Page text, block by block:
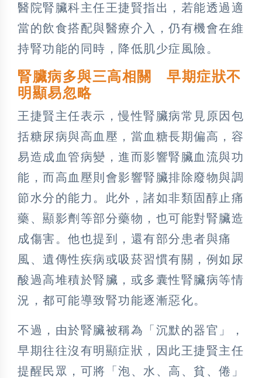
醫院腎臟科主任王捷賢指出，若能透過適
當的飲食搭配與醫療介入，仍有機會在維
持腎功能的同時，降低肌少症風險。
腎臟病多與三高相關 早期症狀不
明顯易忽略
王捷賢主任表示，慢性腎臟病常見原因包
括糖尿病與高血壓，當血糖長期偏高，容
易造成血管病變，進而影響腎臟血流與功
能，而高血壓則會影響腎臟排除廢物與調
節水分的能力。此外，諸如非類固醇止痛
藥、顯影劑等部分藥物，也可能對腎臟造
成傷害。他也提到，還有部分患者與痛
風、遺傳性疾病或吸菸習慣有關，例如尿
酸過高堆積於腎臟，或多囊性腎臟病等情
況，都可能導致腎功能逐漸惡化。
不過，由於腎臟被稱為「沉默的器官」，
早期往往沒有明顯症狀，因此王捷賢主任
提醒民眾，可將「泡、水、高、貧、倦」